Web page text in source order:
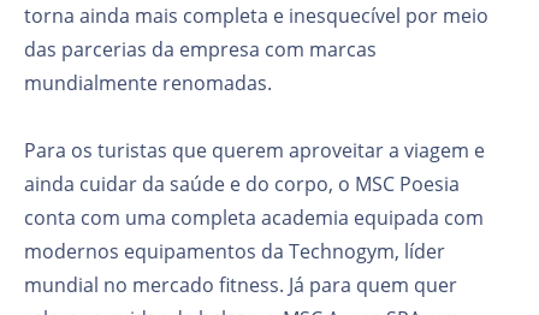
torna ainda mais completa e inesquecível por meio
das parcerias da empresa com marcas
mundialmente renomadas.
Para os turistas que querem aproveitar a viagem e
ainda cuidar da saúde e do corpo, o MSC Poesia
conta com uma completa academia equipada com
modernos equipamentos da Technogym, líder
mundial no mercado fitness. Já para quem quer